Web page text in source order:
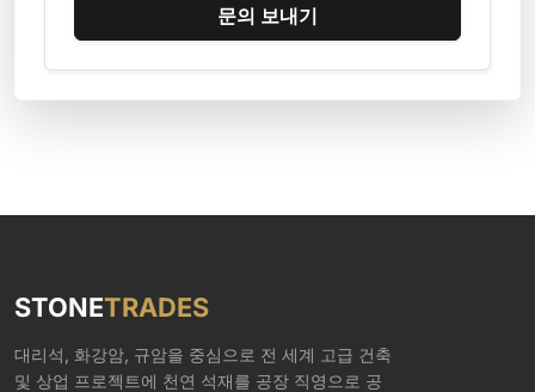
문의 보내기
STONETRADES
대리석, 화강암, 규암을 중심으로 전 세계 고급 건축
및 상업 프로젝트에 천연 석재를 공장 직영으로 공